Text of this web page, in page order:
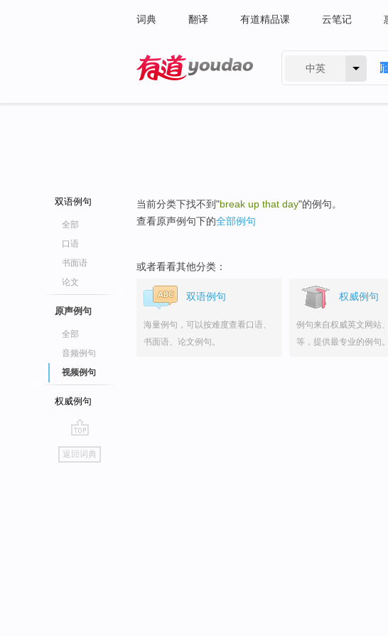
词典 翻译 有道精品课 云笔记
中英
双语例句
全部
口语
书面语
论文
原声例句
全部
音频例句
视频例句
权威例句
go
top
返回词典
当前分类下找不到"break up that day"的例句。
查看原声例句下的全部例句
或者看看其他分类：
双语例句
海量例句，可以按难度查看口语、
书面语、论文例句。
权威例句
例句来自权威英文网站
等，提供最专业的例句。